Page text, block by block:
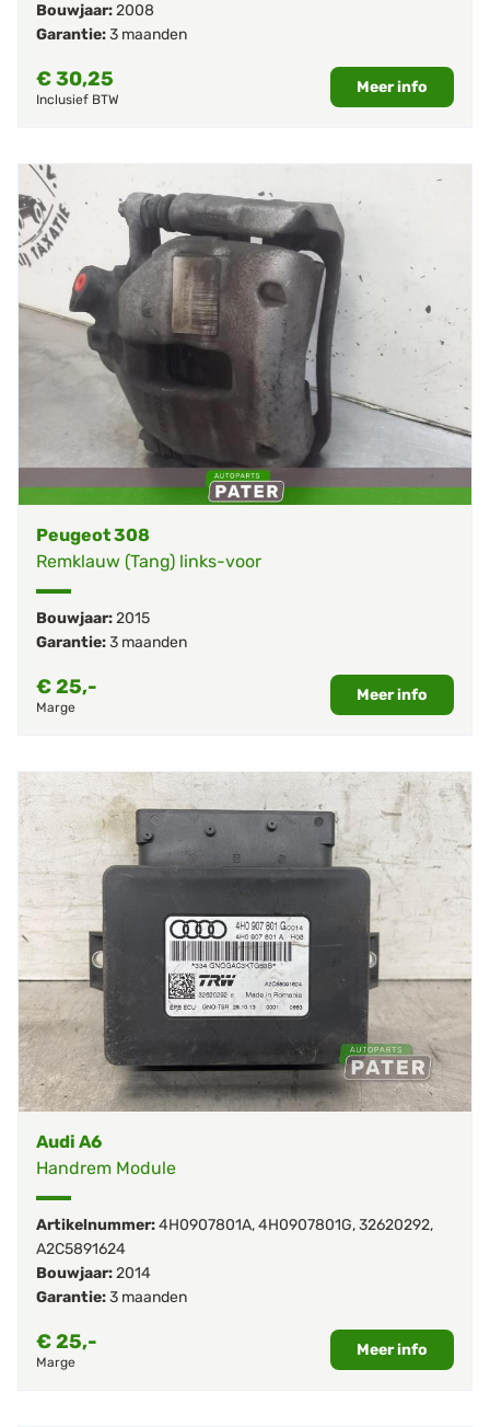
Bouwjaar:2008
Garantie:3 maanden
€30,25
Inclusief BTW
Meer info
Peugeot 308
Remklauw (Tang) links-voor
Bouwjaar:2015
Garantie:3 maanden
€25,-
Marge
Meer info
Audi A6
Handrem Module
Artikelnummer:4H0907801A,4H0907801G,32620292,
A2C5891624
Bouwjaar:2014
Garantie:3 maanden
€25,-
Marge
Meer info